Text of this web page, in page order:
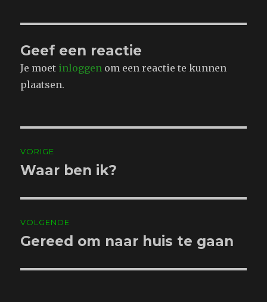
Geef een reactie
Je moet inloggen om een reactie te kunnen
plaatsen.
navigatie
VORIGE
Vorig
Waar ben ik?
VOLGENDE
Volgend
Gereed om naar huis te gaan